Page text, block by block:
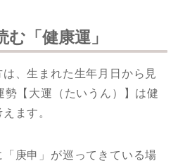
「健康運」
、生まれた生年月日から見
【大運（たいうん）】は健
ます。
庚申」が巡ってきている場